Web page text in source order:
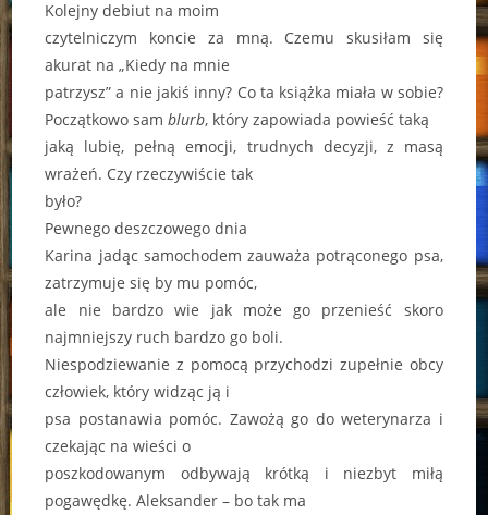
Kolejny debiut na moim
czytelniczym koncie za mną. Czemu skusiłam się
akurat na „Kiedy na mnie
patrzysz” a nie jakiś inny? Co ta książka miała w sobie?
Początkowo samblurb, który zapowiada powieść taką
jaką lubię, pełną emocji, trudnych decyzji, z masą
wrażeń. Czy rzeczywiście tak
było?
Pewnego deszczowego dnia
Karina jadąc samochodem zauważa potrąconego psa,
zatrzymuje się by mu pomóc,
ale nie bardzo wie jak może go przenieść skoro
najmniejszy ruch bardzo go boli.
Niespodziewanie z pomocą przychodzi zupełnie obcy
człowiek, który widząc ją i
psa postanawia pomóc. Zawożą go do weterynarza i
czekając na wieści o
poszkodowanym odbywają krótką i niezbyt miłą
pogawędkę. Aleksander – bo tak ma